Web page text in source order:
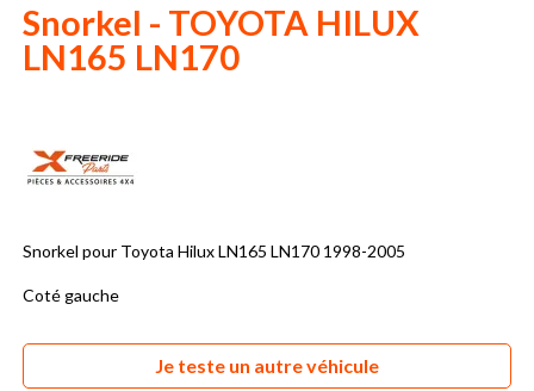
Snorkel - TOYOTA HILUX
LN165 LN170
Snorkel pour Toyota Hilux LN165 LN170 1998-2005
Coté gauche
Je teste un autre véhicule